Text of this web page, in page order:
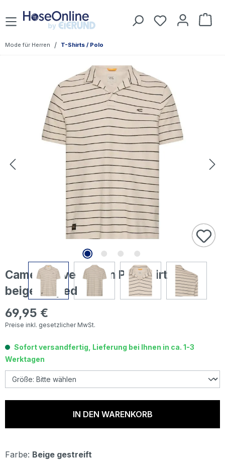
Zum Hauptinhalt springen Du hast 0
Mode für Herren / T-Shirts / Polo
Bildergalerie überspringen
Camel active Herren Poloshirt light
beige striped
Regulärer Preis:
69,95 €
Preise inkl. gesetzlicher MwSt.
Sofort versandfertig, Lieferung bei Ihnen in ca. 1-3
Werktagen
IN DEN WARENKORB
Farbe: Beige gestreift